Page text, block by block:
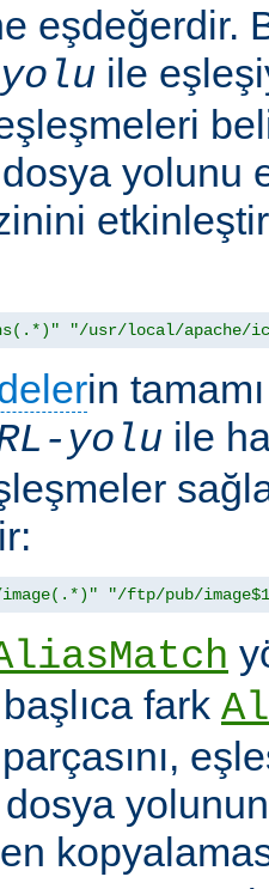
eşdeğerdir.
yolu ile
yolunu
"/usr/local/apache/
in
yolu ile
"/ftp/pub/
fark